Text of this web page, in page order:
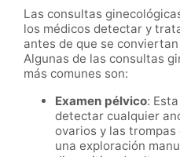
Las consultas
los médicos detectar y
antes de que se
Algunas de las consultas
más comunes son:
Examen pélvico:
detectar cualquier
ovarios y las
una exploración